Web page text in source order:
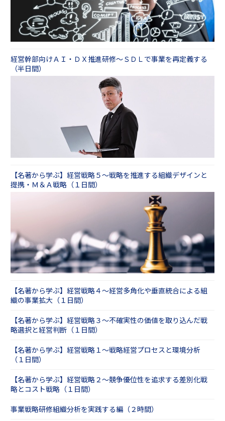
経営幹部向けＡＩ・ＤＸ推進研修～ＳＤＬで事業を再定義する
（半日間）
【名著から学ぶ】経営戦略５～戦略を推進する組織デザインと
提携・Ｍ＆Ａ戦略（１日間）
【名著から学ぶ】経営戦略４～経営多角化や垂直統合による組
織の事業拡大（１日間）
【名著から学ぶ】経営戦略３～不確実性の価値を取り込んだ戦
略選択と経営判断（１日間）
【名著から学ぶ】経営戦略１～戦略経営プロセスと環境分析
（１日間）
【名著から学ぶ】経営戦略２～競争優位性を追求する差別化戦
略とコスト戦略（１日間）
事業戦略研修組織分析を実践する編（２時間）